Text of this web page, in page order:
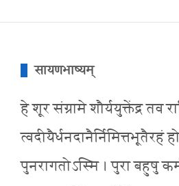
सायणभाष्यम्
हे शूर संग्रामे शौर्ययुक्तेंद्र तव
त्वदीयैर्धनदानैर्निमित्तभूतैरहं
पुनरागतोऽस्मि । पुरा बहुषु